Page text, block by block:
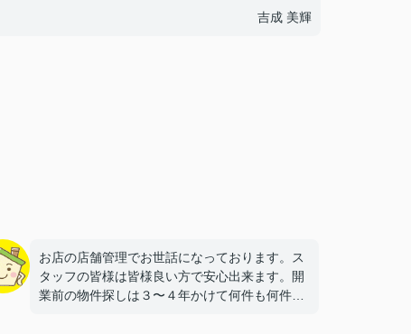
吉成 美輝
お店の店舗管理でお世話になっております。ス
タッフの皆様は皆様良い方で安心出来ます。開
業前の物件探しは３〜４年かけて何件も何件も